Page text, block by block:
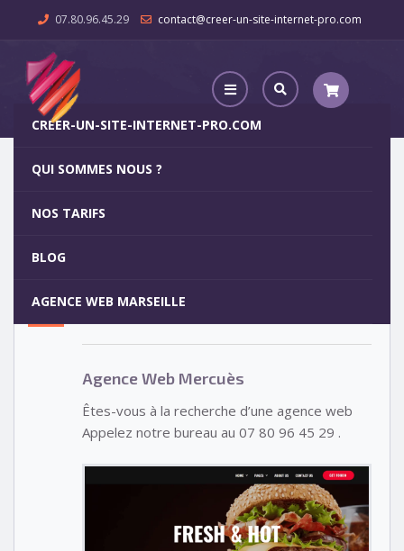
07.80.96.45.29 contact@creer-un-site-internet-pro.com
CREER-UN-SITE-INTERNET-PRO.COM
QUI SOMMES NOUS ?
NOS TARIFS
BLOG
AGENCE WEB MARSEILLE
Agence Web Mercuès
5
Votre site internet pour 29€
Agence Web Mercuès
Êtes-vous à la recherche d’une agence web
Appelez notre bureau au 07 80 96 45 29 .